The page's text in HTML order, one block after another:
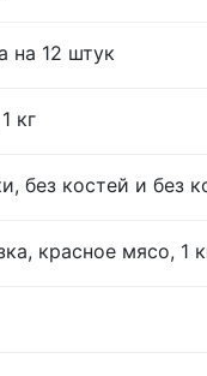
на 12 штук
кг
без костей и без
красное мясо, 1